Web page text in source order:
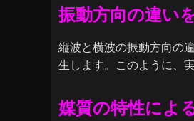
振動方向の違い
縦波と横波の振動方向の
生します。このように、
媒質の特性によ